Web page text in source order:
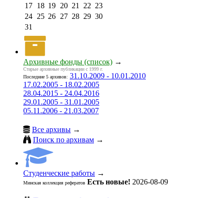
17 18 19 20 21 22 23
24 25 26 27 28 29 30
31
Архивные фонды (список) →
Старые архивные публикации с 1999 г.
Последние 5 архивов: 31.10.2009 - 10.01.2010
17.02.2005 - 18.02.2005
28.04.2015 - 24.04.2016
29.01.2005 - 31.01.2005
05.11.2006 - 21.03.2007
Все архивы →
Поиск по архивам →
Студенческие работы →
Минская коллекция рефератов Есть новые! 2026-08-09